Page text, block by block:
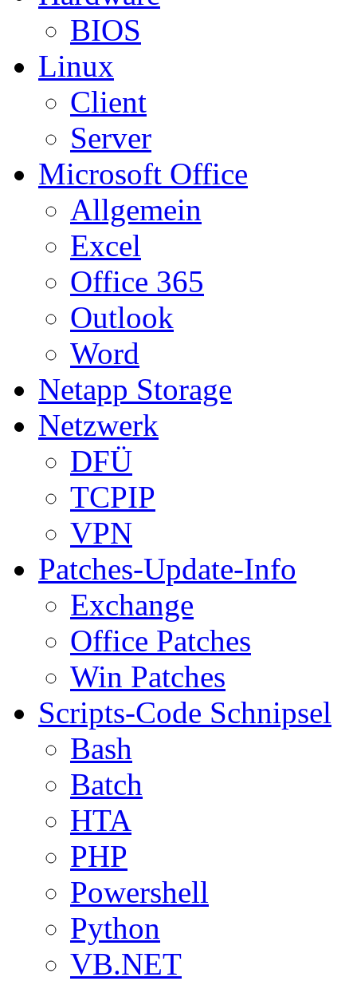
BIOS
Linux
Client
Server
Microsoft Office
Allgemein
Excel
Office 365
Outlook
Word
Netapp Storage
Netzwerk
DFÜ
TCPIP
VPN
Patches-Update-Info
Exchange
Office Patches
Win Patches
Scripts-Code Schnipsel
Bash
Batch
HTA
PHP
Powershell
Python
VB.NET